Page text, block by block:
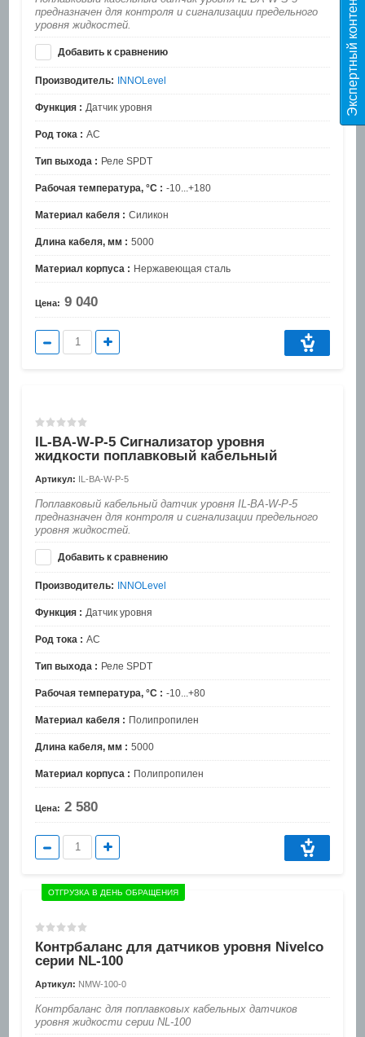
Экспертный контент
предназначен для контроля и сигнализации предельного
уровня жидкостей.
Добавить к сравнению
Производитель: INNOLevel
Функция : Датчик уровня
Род тока : AC
Тип выхода : Реле SPDT
Рабочая температура, °C : -10...+180
Материал кабеля : Силикон
Длина кабеля, мм : 5000
Материал корпуса : Нержавеющая сталь
Цена: 9 040
IL-BA-W-P-5 Сигнализатор уровня
жидкости поплавковый кабельный
Артикул: IL-BA-W-P-5
Поплавковый кабельный датчик уровня IL-BA-W-P-5
предназначен для контроля и сигнализации предельного
уровня жидкостей.
Добавить к сравнению
Производитель: INNOLevel
Функция : Датчик уровня
Род тока : AC
Тип выхода : Реле SPDT
Рабочая температура, °C : -10...+80
Материал кабеля : Полипропилен
Длина кабеля, мм : 5000
Материал корпуса : Полипропилен
Цена: 2 580
ОТГРУЗКА В ДЕНЬ ОБРАЩЕНИЯ
Контрбаланс для датчиков уровня Nivelco
серии NL-100
Артикул: NMW-100-0
Контрбаланс для поплавковых кабельных датчиков
уровня жидкости серии NL-100